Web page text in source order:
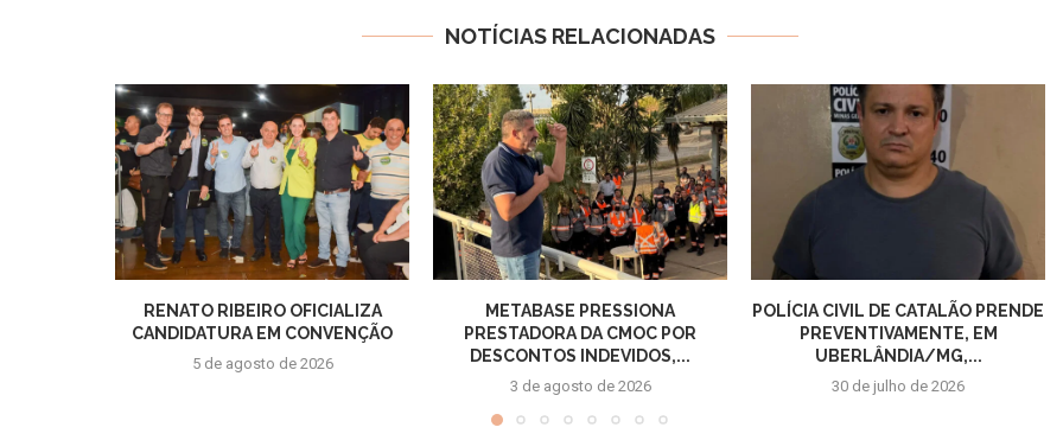
NOTÍCIAS RELACIONADAS
RENATO RIBEIRO OFICIALIZA
CANDIDATURA EM CONVENÇÃO
5 de agosto de 2026
METABASE PRESSIONA
PRESTADORA DA CMOC POR
DESCONTOS INDEVIDOS,...
3 de agosto de 2026
POLÍCIA CIVIL DE CATALÃO PRENDE
PREVENTIVAMENTE, EM
UBERLÂNDIA/MG,...
30 de julho de 2026